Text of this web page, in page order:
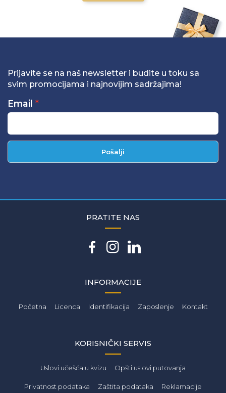
Prijavite se na naš newsletter i budite u toku sa
svim promocijama i najnovijim sadržajima!
Email
Pošalji
INFORMACIJE
Početna Licenca Identifikacija Zaposlenje Kontakt
KORISNIČKI SERVIS
Uslovi učešća u kvizu Opšti uslovi putovanja
Privatnost podataka Zaštita podataka Reklamacije
PRATITE NAS